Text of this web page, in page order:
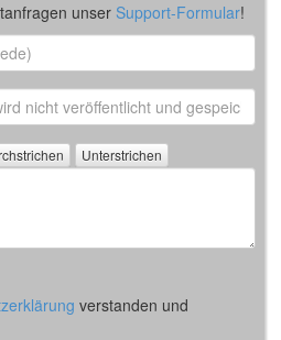
unser Support-Formular!
verstanden und